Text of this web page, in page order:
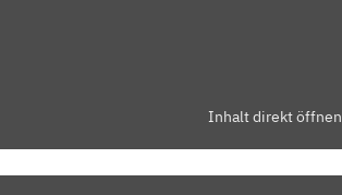
Inhalt direkt öffnen